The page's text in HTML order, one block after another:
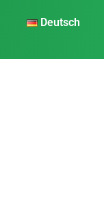
Deutsch